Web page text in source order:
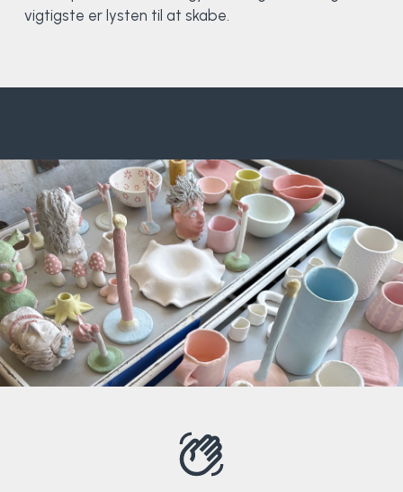
vigtigste er lysten til at skabe.
Spring
Styrketræning
Surf
SUP
Svømning og Livredning